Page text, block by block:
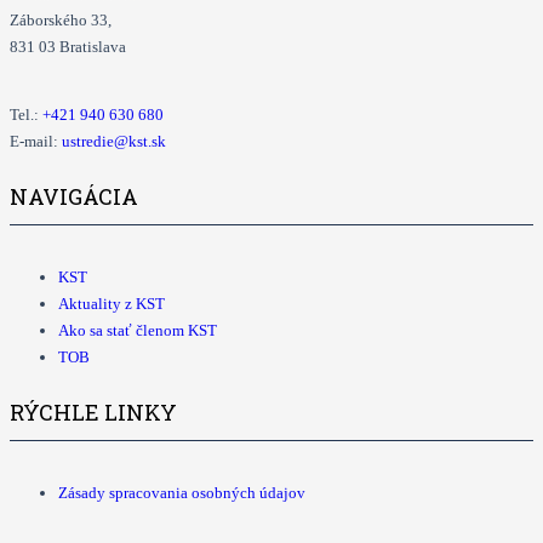
Záborského 33,
831 03 Bratislava
Tel.: +421 940 630 680
E-mail: ustredie@kst.sk
NAVIGÁCIA
KST
Aktuality z KST
Ako sa stať členom KST
TOB
RÝCHLE LINKY
Zásady spracovania osobných údajov